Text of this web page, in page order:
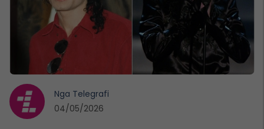
Nga Telegrafi
04/05/2026